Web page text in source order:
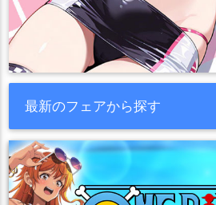
最新のフェアから探す